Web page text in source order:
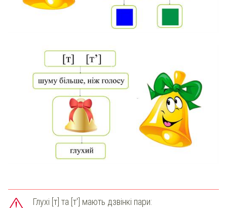
Глухі [т] та [т'] мають дзвінкі пари: